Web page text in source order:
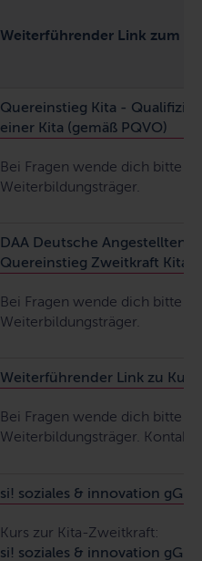
Weiterführender Link zum
Quereinstieg Kita -
einer Kita (gemäß PQVO)
Bei Fragen wende dich bitte
Weiterbildungsträger.
DAA Deutsche Angestellten-
Quereinstieg Zweitkraft Kita
Bei Fragen wende dich bitte
Weiterbildungsträger.
Weiterführender Link zu
Bei Fragen wende dich bitte
Weiterbildungsträger.
si! soziales & innovation
Kurs zur Kita-Zweitkraft:
si! soziales & innovation